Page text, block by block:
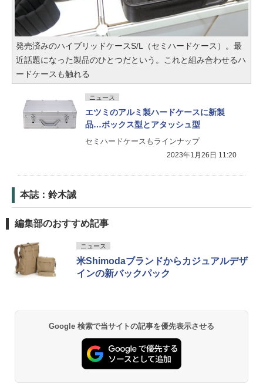
発売済みのハイブリッドケースS/L（セミハードケース）。最
近話題になった製品のひとつだという。これと組み合わせるハ
ードケースも触れる
ニュース
エツミのアルミ製ハードケースに新製
品…ボックス型とアタッシュ型
セミハードケースもラインナップ
2023年1月26日 11:20
本誌：鈴木誠
編集部のおすすめ記事
ニュース
米Shimodaブランドからカジュアルデザ
インの新バックパック
Google 検索で当サイトの記事を優先表示させる